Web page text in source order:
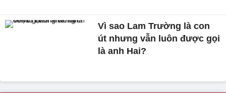
Vì sao Lam Trường là con
út nhưng vẫn luôn được gọi
là anh Hai?